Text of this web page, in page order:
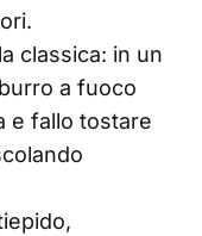
classica: in un
a fuoco
e fallo tostare